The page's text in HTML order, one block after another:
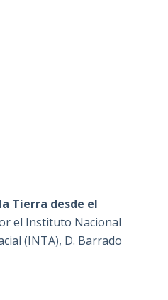
Tierra desde el
el Instituto Nacional
(INTA), D. Barrado